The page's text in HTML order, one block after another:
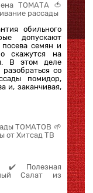
ТОМАТА 🍅
рассады
обильного
допускают
семян и
скажутся на
В этом деле
со
помидор,
и, заканчивая,
ТОМАТОВ 🌱
от Хитсад ТВ
✔️ Полезная
Салат из